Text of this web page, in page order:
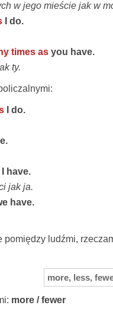
w jego mieście jak w
I do.
times as you have.
ty.
I do.
I have.
jak ja.
have.
ludźmi,
more, less,
more / fewer